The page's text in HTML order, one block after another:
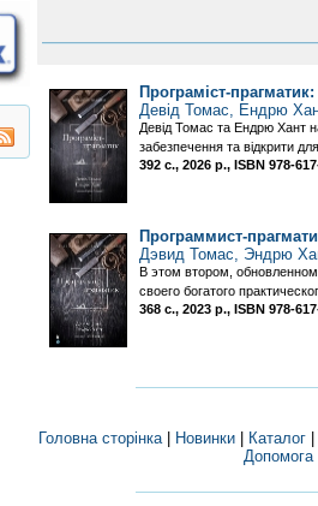
Програміст-
Девід Томас, Ендрю
Девід Томас та Ендрю Хант
забезпечення та відкрити
392 с., 2026 р., ISBN 978-
Программист-
Дэвид Томас, Эндрю
В этом втором,
своего богатого
368 с., 2023 р., ISBN 978-
Головна сторінка| Новинки| Каталог|
Допомога